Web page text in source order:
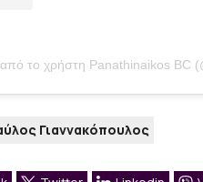
από το χρήστη Panathinaikos BC
Γιαννακόπουλος